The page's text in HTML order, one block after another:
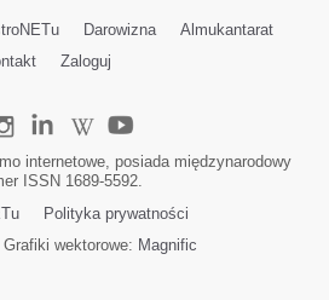
Darowizna
Almukantarat
Zaloguj
internetowe, posiada międzynarodowy
ISSN 1689-5592.
Polityka prywatności
wektorowe: Magnific